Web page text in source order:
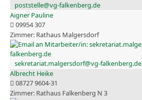
poststelle@vg-falkenberg.de
Aigner Pauline
09954 307
Rathaus Malgersdorf
sekretariat.malgersdorf@vg-falkenberg.de
Albrecht Heike
08727 9604-31
Rathaus Falkenberg N 3